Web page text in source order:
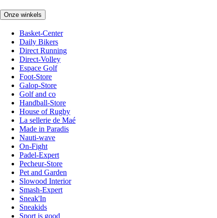
Onze winkels
Basket-Center
Daily Bikers
Direct Running
Direct-Volley
Espace Golf
Foot-Store
Galop-Store
Golf and co
Handball-Store
House of Rugby
La sellerie de Maé
Made in Paradis
Nauti-wave
On-Fight
Padel-Expert
Pecheur-Store
Pet and Garden
Slowood Interior
Smash-Expert
Sneak'In
Sneakids
Sport is good